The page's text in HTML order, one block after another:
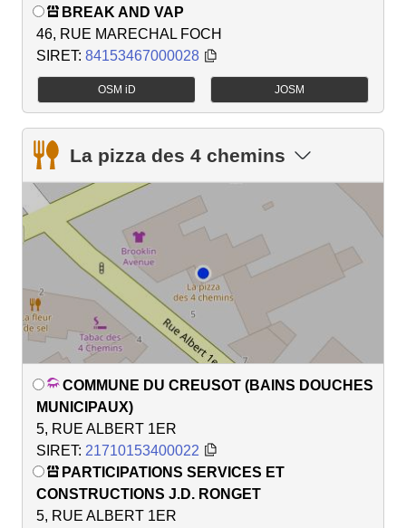
BREAK AND VAP
46, RUE MARECHAL FOCH
SIRET: 84153467000028
OSM iD JOSM
La pizza des 4 chemins
COMMUNE DU CREUSOT (BAINS DOUCHES
MUNICIPAUX)
5, RUE ALBERT 1ER
SIRET: 21710153400022
PARTICIPATIONS SERVICES ET
CONSTRUCTIONS J.D. RONGET
5, RUE ALBERT 1ER